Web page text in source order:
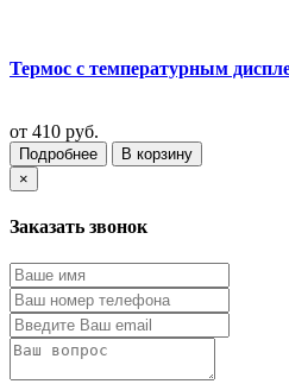
Термос с температурным
от 410 руб.
Подробнее
В корзину
×
Заказать звонок